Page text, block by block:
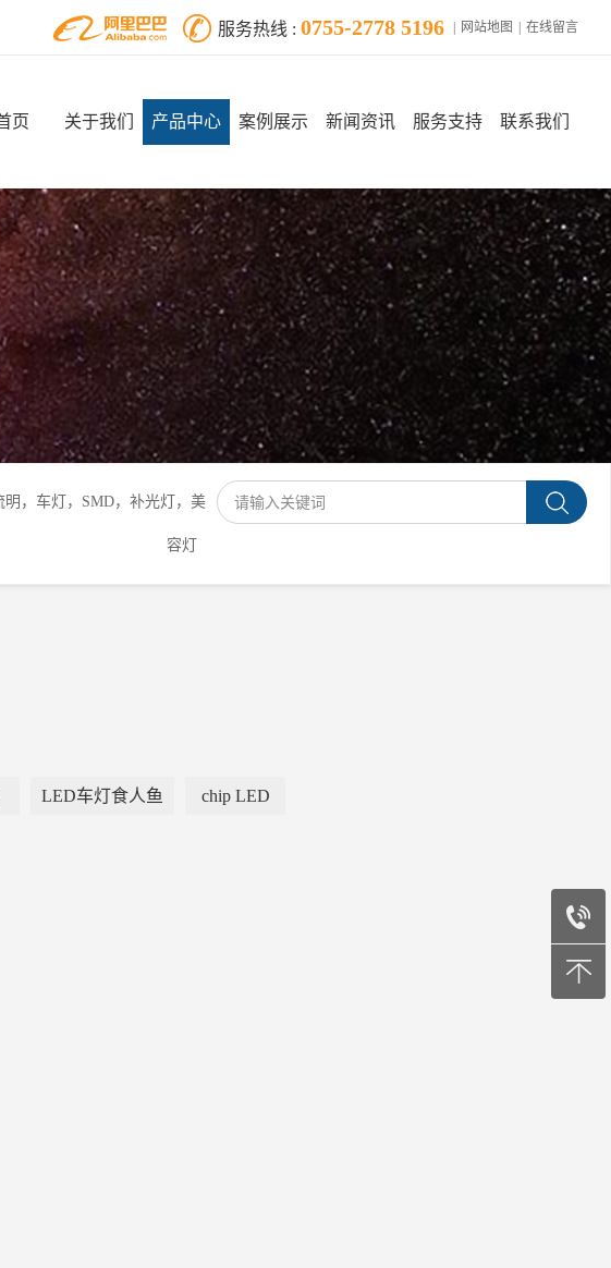
服务热线 : 0755-2778 5196 网站地图 在线留言
页 关于我们 产品中心 案例展示 新闻资讯 服务支持 联系我们
明，车灯，SMD，补光灯，美
容灯
LED车灯食人鱼 chip LED